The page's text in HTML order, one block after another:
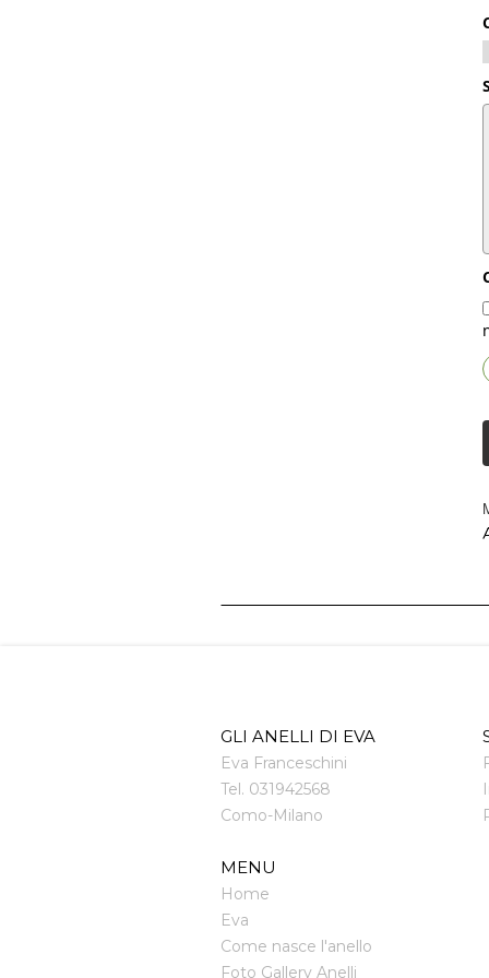
GLI ANELLI DI EVA
Eva Franceschini
Tel. 031942568
Como-Milano
MENU
Home
Eva
Come nasce l'anello
Foto Gallery Anelli